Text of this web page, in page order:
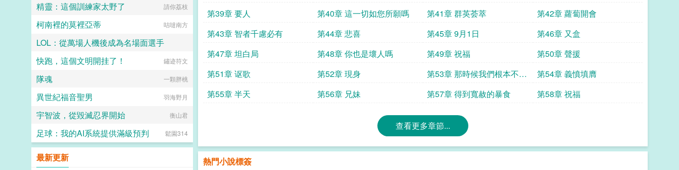
第39章 要人
第40章 這一切如您所願嗎 第41章 群英荟萃
第42章 蘿蔔開會
第43章 智者千慮必有
第44章 悲喜 第45章 9月1日
第46章 又盒
第47章 坦白局
第48章 你也是壞人嗎 第49章 祝福
第50章 聲援
第51章 讴歌
第52章 現身
第53章 那時候我們根本不知
道幫誰
第54章 義憤填膺
第55章 半天
第56章 兄妹 第57章 得到寬赦的暴食 第58章 祝福
查看更多章節...
熱門小說標簽
精靈：這個訓練家太野了 請你荔枝
柯南裡的莫裡亞蒂 咕噠南方
LOL：從萬場人機後成為名場面選手
薯條是貓貓
快跑，這個文明開挂了！ 鏽迹符文
隊魂 一顆胖桃
異世紀福音聖男 羽海野月
宇智波，從毀滅忍界開始 衡山君
足球：我的AI系統提供滿級預判 鬆園314
最新更新